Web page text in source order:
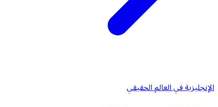
الإنجليزية في العالم الحقيقي